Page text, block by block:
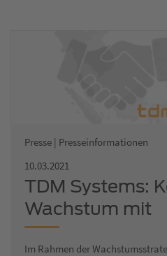
Presse | Presseinformationen
10.03.2021
TDM Systems:
Wachstum mit
Im Rahmen der